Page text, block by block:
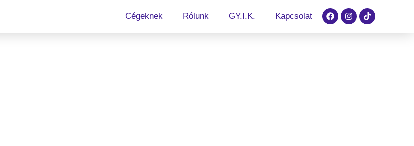
Cégeknek Rólunk GY.I.K. Kapcsolat